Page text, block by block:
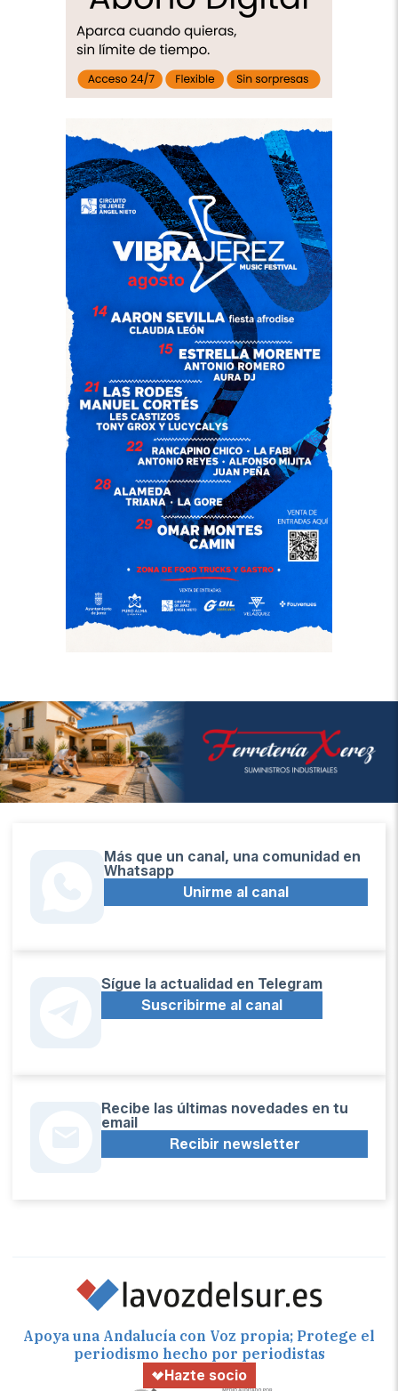
Más que un canal, una comunidad en
Whatsapp
Unirme al canal
Sígue la actualidad en Telegram
Suscribirme al canal
Recibe las últimas novedades en tu
email
Recibir newsletter
Apoya una Andalucía con Voz propia; Protege el
periodismo hecho por periodistas
Hazte socio